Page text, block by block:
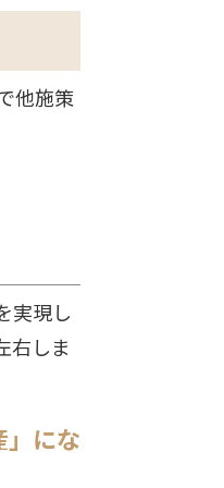
他施策
実現し
右しま
」にな